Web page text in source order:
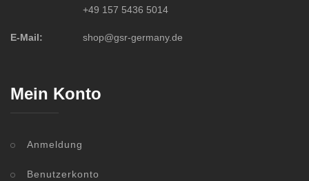
+49 157 5436 5014
E-Mail: shop@gsr-germany.de
Mein Konto
Anmeldung
Benutzerkonto